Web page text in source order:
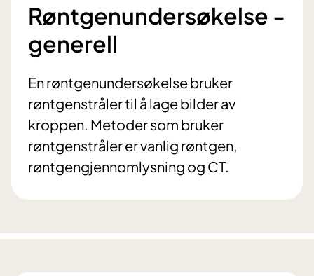
Røntgenundersøkelse -
generell
En røntgenundersøkelse bruker
røntgenstråler til å lage bilder av
kroppen. Metoder som bruker
røntgenstråler er vanlig røntgen,
røntgengjennomlysning og CT.